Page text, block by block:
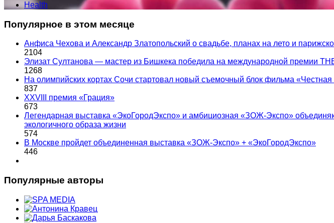
Health
Популярное в этом месяце
Анфиса Чехова и Александр Златопольский о свадьбе, планах на лето и
2104
Элизат Султанова — мастер из Бишкека победила на международной премии
1268
На олимпийских кортах Сочи стартовал новый съемочный блок фильма
837
XXVIII премия «Грация»
673
Легендарная выставка «ЭкоГородЭкспо» и амбициозная «ЗОЖ-Экспо»
экологичного образа жизни
574
В Москве пройдет объединенная выставка «ЗОЖ-Экспо» + «ЭкоГородЭкспо»
446
Популярные авторы